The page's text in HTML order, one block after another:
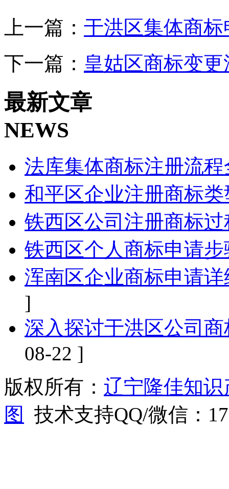
上一篇： 于洪区集体商
下一篇： 皇姑区商标变
最新文章
NEWS
法库集体商标注册流
和平区企业注册商标
铁西区公司注册商标
铁西区个人商标申请
浑南区企业商标申请
]
深入探讨于洪区公司
08-22 ]
版权所有： 辽宁隆佳知
图
技术支持QQ/微信：